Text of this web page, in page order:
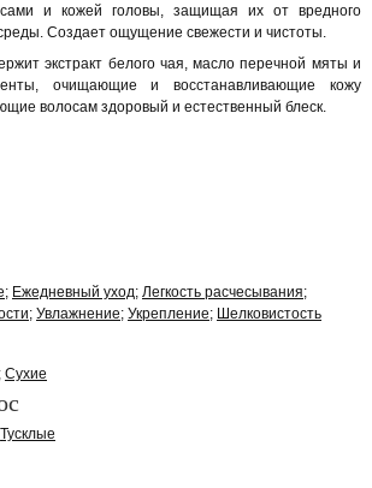
и кожей головы, защищая их от вредного
Создает ощущение свежести и чистоты.
экстракт белого чая, масло перечной мяты и
очищающие и восстанавливающие кожу
волосам здоровый и естественный блеск.
Ежедневный уход Легкость расчесывания
Увлажнение Укрепление Шелковистость
Сухие
Тусклые